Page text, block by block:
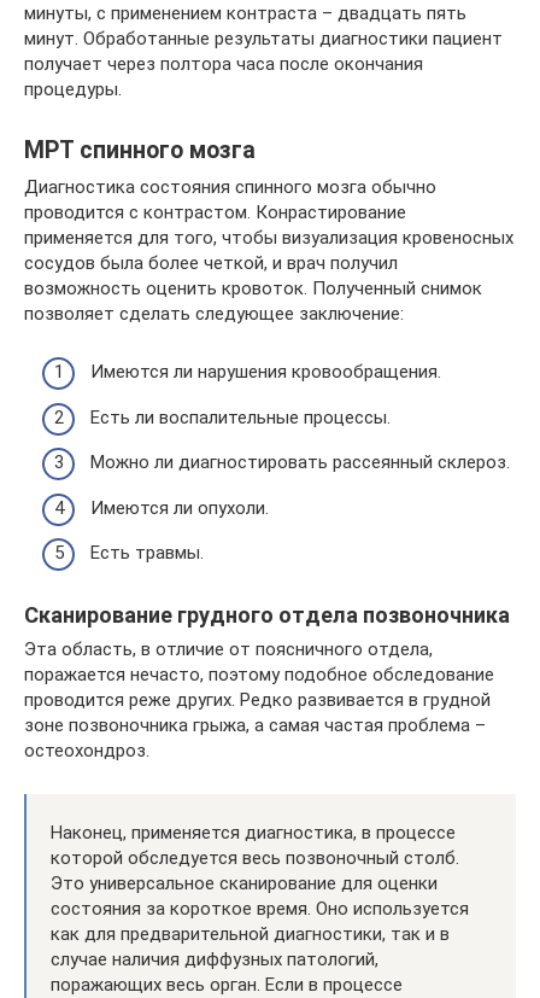
минуты, с применением контраста – двадцать пять
минут. Обработанные результаты диагностики пациент
получает через полтора часа после окончания
процедуры.
МРТ спинного мозга
Диагностика состояния спинного мозга обычно
проводится с контрастом. Конрастирование
применяется для того, чтобы визуализация кровеносных
сосудов была более четкой, и врач получил
возможность оценить кровоток. Полученный снимок
позволяет сделать следующее заключение:
Имеются ли нарушения кровообращения.
Есть ли воспалительные процессы.
Можно ли диагностировать рассеянный склероз.
Имеются ли опухоли.
Есть травмы.
Сканирование грудного отдела позвоночника
Эта область, в отличие от поясничного отдела,
поражается нечасто, поэтому подобное обследование
проводится реже других. Редко развивается в грудной
зоне позвоночника грыжа, а самая частая проблема –
остеохондроз.
Наконец, применяется диагностика, в процессе
которой обследуется весь позвоночный столб.
Это универсальное сканирование для оценки
состояния за короткое время. Оно используется
как для предварительной диагностики, так и в
случае наличия диффузных патологий,
поражающих весь орган. Если в процессе